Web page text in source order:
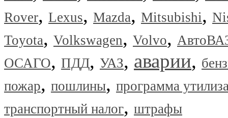
Rover, Lexus, Mazda, Mitsubishi,
Toyota, Volkswagen, Volvo,
ОСАГО, ПДД, УАЗ, аварии,
пожар, пошлины, программа
транспортный налог, штрафы